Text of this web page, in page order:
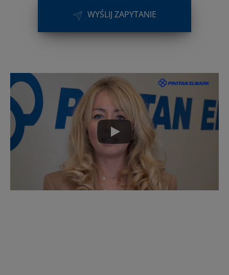
WYŚLIJ ZAPYTANIE